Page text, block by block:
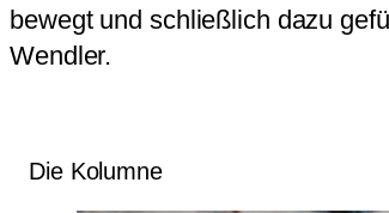
bewegt und schließlich dazu
Wendler.
Die Kolumne